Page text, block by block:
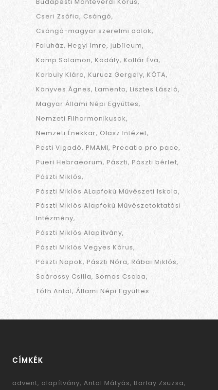
Budapesti Monteverdi Kórus
Cseri Zsófia Csángó
Csángó-magyar szerelmi dalok
Faluház Hegyi Imre jubíleum
Kamp Salamon Kodály Kollár Éva
Korbuly Klára Kurucz Gergely KÓTA
Könyves Ágnes Lamento Lisztes László
Magyar Állami Népi Együttes
Nemzeti Filharmonikusok
Nemzeti Énekkar Olasz Intézet
Pesti Vigadó PMAMI Precatio pro pace
Pueri Hebraeorum Pászti Pászti bérlet
Pászti Miklós
Pászti Miklós ALapfokú Művészeti Iskola
Pászti Miklós Alapfokú Művészetoktatási
Intézmény
Pászti Miklós Alapítvány
Pászti Miklós Vegyes Kórus
Pászti Napok Pászti Nóra Rábai Miklós
Saárossy Csilla Somos Csaba
Tóth Antal Állami Népi Együttes
CÍMKÉK
advent alapítvány Antal Mátyás Barlay Zsuzsa